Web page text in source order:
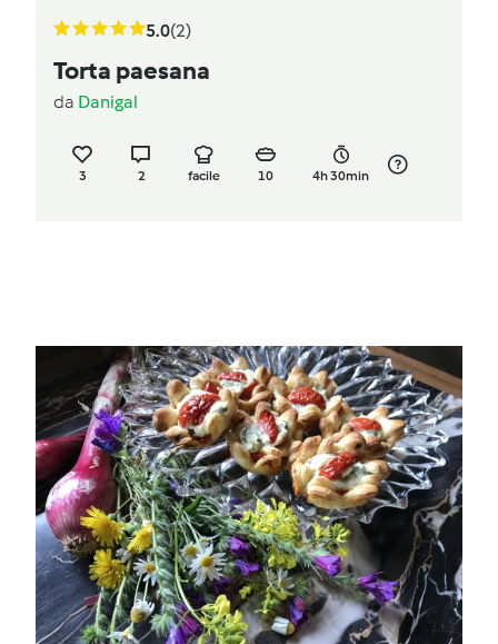
5.0(2)
Torta paesana
da Danigal
3 2 facile 10 4h 30min